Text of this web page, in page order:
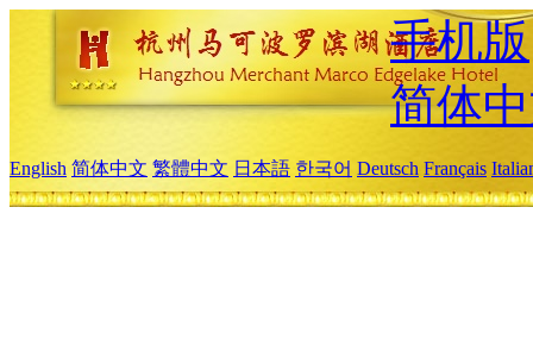
手机版
简体
English 简体中文 繁體中文 日本語 한국어 Deutsch Français